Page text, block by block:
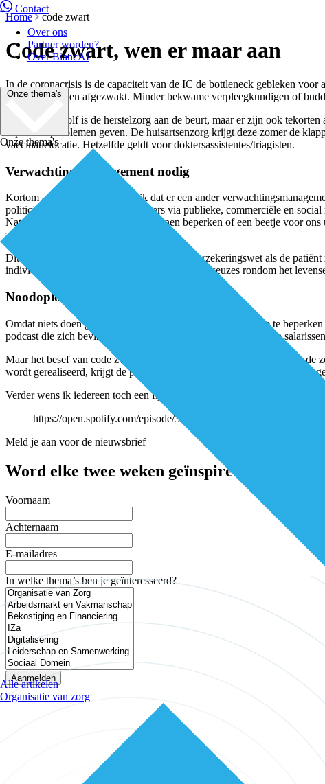
Contact
Over ons
Partner worden?
Over BiancAI
Onze thema's
Onze thema's
Alle artikelen
Organisatie van zorg
Home code zwart
Code zwart, wen er maar aan
In de coronacrisis is de capaciteit van de IC de bottleneck gebleken
kwaliteitsnormen afgezwakt. Minder bekwame verpleegkundigen of
Na de derde golf is de herstelzorg aan de beurt, maar er zijn ook
capaciteitsproblemen geven. De huisartsenzorg krijgt deze zomer de
vaccinatielocatie. Hetzelfde geldt voor doktersassistentes/triagisten.
Verwachtingsmanagement nodig
Kortom aan alles wordt duidelijk dat er een ander
politici, beleidsmakers en influencers via publieke, commerciële en
Natuurlijk hadden we de schade kunnen beperken of een beetje voor
zwart.
Dit betekent keuzes maken binnen de Zorgverzekeringswet als de
individuele levensverwachting, of persoonlijke keuzes rondom het
Noodoplossingen
Omdat niets doen geen optie is zullen we proberen de schade te
podcast die zich bevindt onderaan deze pagina), aanpassing van
Maar het besef van code zwart blijft. En om in het kader hiervan ook de
wordt gerealiseerd, krijgt de patiënt automatisch tachtig procent van het
Verder wens ik iedereen toch een fijne zomer, in de gedachte dat
https://open.spotify.com/episode/3fW57FeUtQ7xxwfr4KflAH
Meld je aan voor de nieuwsbrief
Word elke twee weken geïnspireerd en mis
Voornaam
Achternaam
E-mailadres
In welke thema’s ben je geïnteresseerd?
Aanmelden